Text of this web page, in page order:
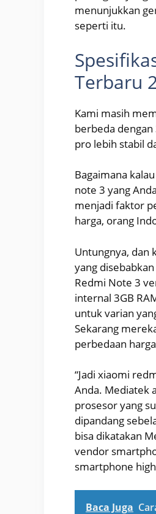
menunjukkan
seperti itu.
Terbaru
Kami masih
berbeda
pro lebih stabil
Bagaimana
note 3 yang
menjadi faktor
harga, orang
Untungnya, dan
yang
Redmi Note 3
internal 3GB
untuk varian
Sekarang
perbedaan
“Jadi xiaomi
Anda. Mediatek
prosesor yang
dipandang
bisa dikatakan
vendor
smartphone
Baca Juga